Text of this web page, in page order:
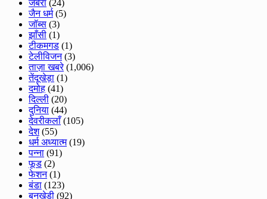
जबेरा (24)
जैन धर्म(5)
जॉब्स (3)
झाँसी (1)
टीकमगड (1)
टेलीविजन(3)
ताज़ा खबरे(1,006)
तेंदूखेड़ा (1)
दमोह (41)
दिल्ली (20)
दुनिया (44)
देवरीकलाँ(105)
देश(55)
धर्म अध्यात्म(19)
पन्ना (91)
फूड (2)
फेशन(1)
बंडा (123)
बनखेड़ी (92)